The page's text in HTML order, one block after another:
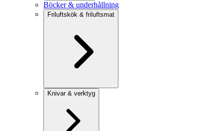
Böcker & underhållning
Friluftskök & friluftsmat
Knivar & verktyg